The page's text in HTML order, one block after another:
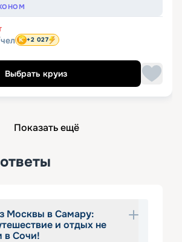
+2 027
Выбрать круиз
Показать ещё
Москвы в Самару:
и отдых не
в Сочи!